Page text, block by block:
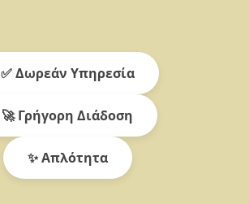
✅ Δωρεάν Υπηρεσία
🚀 Γρήγορη Διάδοση
✨ Απλότητα